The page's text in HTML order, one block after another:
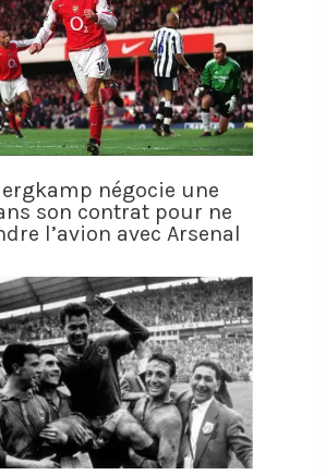
négocie une
son contrat pour ne
l’avion avec Arsenal